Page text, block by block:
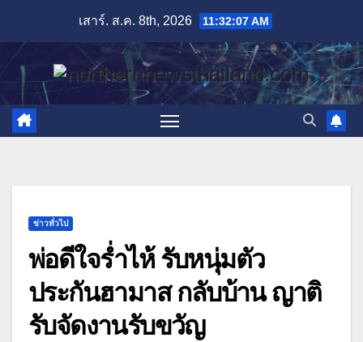
content
เสาร์. ส.ค. 8th, 2026 11:32:08 AM
ข่าวทั่วไป
พ่อดีใจร่ำไห้ รับหนุ่มตัว
ประกันฮามาส กลับบ้าน ญาติ
รับจัดงานรับขวัญ